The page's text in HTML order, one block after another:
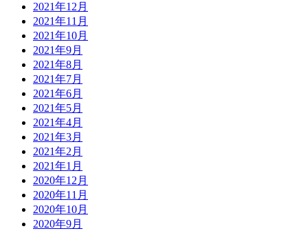
2021年12月
2021年11月
2021年10月
2021年9月
2021年8月
2021年7月
2021年6月
2021年5月
2021年4月
2021年3月
2021年2月
2021年1月
2020年12月
2020年11月
2020年10月
2020年9月